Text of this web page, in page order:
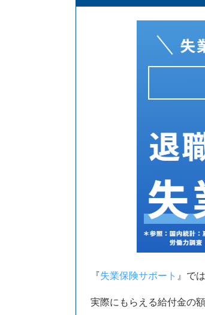
『失業保険サポート 』で
実際にもらえる給付金の